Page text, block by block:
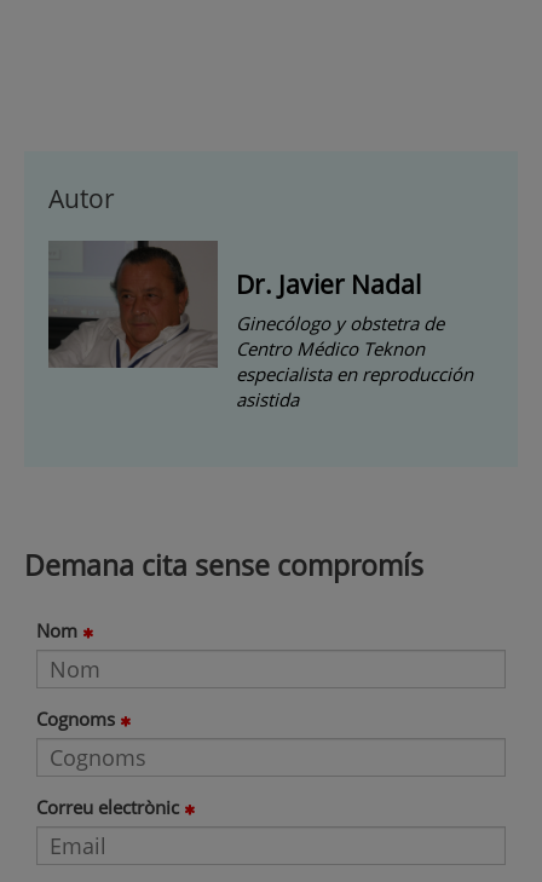
Autor
Dr. Javier Nadal
Ginecólogo y obstetra de
Centro Médico Teknon
especialista en reproducción
asistida
Demana cita sense compromís
Nom
Cognoms
Correu electrònic